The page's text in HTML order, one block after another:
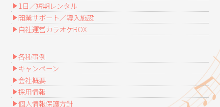
1日／短期レンタル
開業サポート／導入施設
自社運営カラオケBOX
各種事例
キャンペーン
会社概要
採用情報
個人情報保護方針